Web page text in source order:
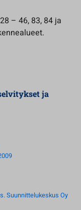
– 46, 83, 84 ja
ja
Suunnittelukeskus Oy